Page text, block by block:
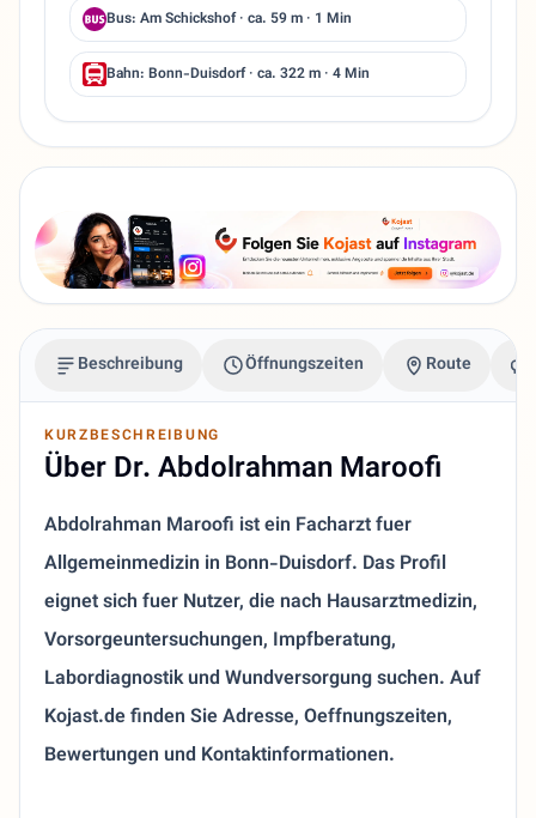
Bus: Am Schickshof · ca. 59 m · 1 Min
Bahn: Bonn-Duisdorf · ca. 322 m · 4 Min
Beschreibung Öffnungszeiten Route
KURZBESCHREIBUNG
Über Dr. Abdolrahman Maroofi
Abdolrahman Maroofi ist ein Facharzt fuer
Allgemeinmedizin in Bonn-Duisdorf. Das Profil
eignet sich fuer Nutzer, die nach Hausarztmedizin,
Vorsorgeuntersuchungen, Impfberatung,
Labordiagnostik und Wundversorgung suchen. Auf
Kojast.de finden Sie Adresse, Oeffnungszeiten,
Bewertungen und Kontaktinformationen.